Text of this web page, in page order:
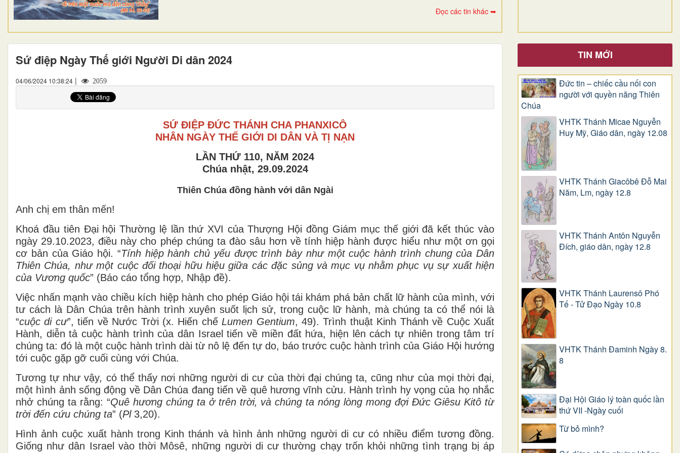
Đọc các tin khác ➥
Sứ điệp Ngày Thế giới Người Di dân 2024
04/06/2024 10:38:24 | 2059
SỨ ĐIỆP ĐỨC THÁNH CHA PHANXICÔ
NHÂN NGÀY THẾ GIỚI DI DÂN VÀ TỊ NẠN
LẦN THỨ 110, NĂM 2024
Chúa nhật, 29.09.2024
Thiên Chúa đồng hành với dân Ngài
Anh chị em thân mến!
Khoá đầu tiên Đại hội Thường lệ lần thứ XVI của Thượng Hội đồng Giám mục thế giới đã kết thúc vào
ngày 29.10.2023, điều này cho phép chúng ta đào sâu hơn về tính hiệp hành được hiểu như một ơn gọi
cơ bản của Giáo hội. “Tính hiệp hành chủ yếu được trình bày như một cuộc hành trình chung của Dân
Thiên Chúa, như một cuộc đối thoại hữu hiệu giữa các đặc sủng và mục vụ nhằm phục vụ sự xuất hiện
của Vương quốc” (Báo cáo tổng hợp, Nhập đề).
Việc nhấn mạnh vào chiều kích hiệp hành cho phép Giáo hội tái khám phá bản chất lữ hành của mình, với
tư cách là Dân Chúa trên hành trình xuyên suốt lịch sử, trong cuộc lữ hành, mà chúng ta có thể nói là
“cuộc di cư”, tiến về Nước Trời (x. Hiến chế Lumen Gentium, 49). Trình thuật Kinh Thánh về Cuộc Xuất
Hành, diễn tả cuộc hành trình của dân Israel tiến về miền đất hứa, hiện lên cách tự nhiên trong tâm trí
chúng ta: đó là một cuộc hành trình dài từ nô lệ đến tự do, báo trước cuộc hành trình của Giáo Hội hướng
tới cuộc gặp gỡ cuối cùng với Chúa.
Tương tự như vậy, có thể thấy nơi những người di cư của thời đại chúng ta, cũng như của mọi thời đại,
một hình ảnh sống động về Dân Chúa đang tiến về quê hương vĩnh cửu. Hành trình hy vọng của họ nhắc
nhở chúng ta rằng: “Quê hương chúng ta ở trên trời, và chúng ta nóng lòng mong đợi Ðức Giêsu Kitô từ
trời đến cứu chúng ta” (Pl3,20).
Hình ảnh cuộc xuất hành trong Kinh thánh và hình ảnh những người di cư có nhiều điểm tương đồng.
Giống như dân Israel vào thời Môsê, những người di cư thường chạy trốn khỏi những tình trạng bị áp
TIN MỚI
Đức tin – chiếc cầu nối con
người với quyền năng Thiên
Chúa
VHTK Thánh Micae Nguyễn
Huy Mỹ, Giáo dân, ngày 12.08
VHTK Thánh Giacôbê Ðỗ Mai
Năm, Lm, ngày 12.8
VHTK Thánh Antôn Nguyễn
Ðích, giáo dân, ngày 12.8
VHTK Thánh Laurensô Phó
Tế - Tử Đạo Ngày 10.8
VHTK Thánh Đaminh Ngày 8.
8
Đại Hội Giáo lý toàn quốc lần
thứ VII -Ngày cuối
Từ bỏ mình?